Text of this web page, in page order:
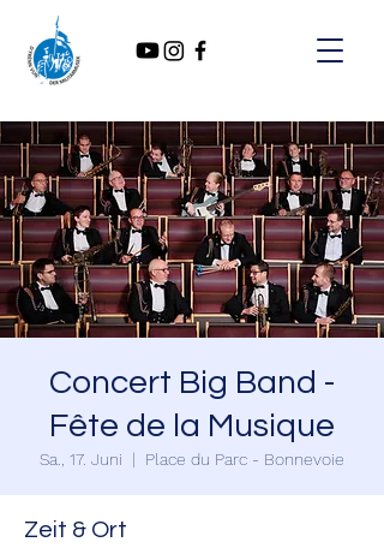
Concert Big Band -
Fête de la Musique
Sa., 17. Juni
  |
Place du Parc - Bonnevoie
Zeit & Ort